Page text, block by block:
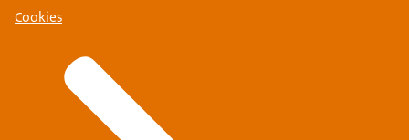
Cookies